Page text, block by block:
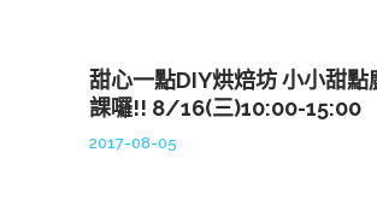
甜心一點DIY烘焙坊 小小甜點
課囉!! 8/16(三)10:00-15:00
2017-08-05